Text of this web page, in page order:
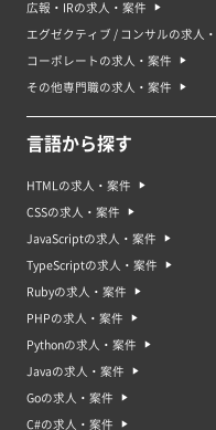
広報・IRの求人・案件
エグゼクティブ / コンサルの求人
コーポレートの求人・案件
その他専門職の求人・案件
言語から探す
HTMLの求人・案件
CSSの求人・案件
JavaScriptの求人・案件
TypeScriptの求人・案件
Rubyの求人・案件
PHPの求人・案件
Pythonの求人・案件
Javaの求人・案件
Goの求人・案件
C#の求人・案件